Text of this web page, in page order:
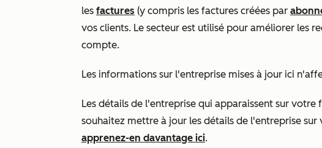
les factures (y compris les factures créées par
vos clients. Le secteur est utilisé pour améliorer les
compte.
Les informations sur l'entreprise mises à jour ici
Les détails de l'entreprise qui apparaissent sur
souhaitez mettre à jour les détails de l'entreprise
apprenez-en davantage ici.